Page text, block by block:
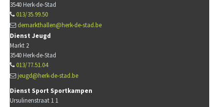
3540Herk-de-Stad
013/35.99.50
demarkthallen@herk-de-stad.be
Dienst Jeugd
Markt 2
3540Herk-de-Stad
013/77.51.04
jeugd@herk-de-stad.be
Dienst Sport Sportkampen
Ursulinenstraat 1 1